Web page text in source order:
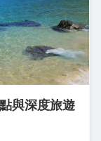
與深度旅遊